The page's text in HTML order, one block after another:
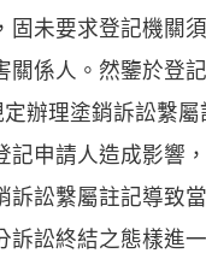
固未要求登記機關
關係人。然鑒於登
辦理塗銷訴訟繫
記申請人造成影響
訴訟繫屬註記導致
訴訟終結之態樣進